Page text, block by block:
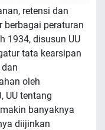
retensi dan
berbagai peraturan
1934, disusun UU
tata kearsipan
oleh
UU tentang
banyaknya
diijinkan